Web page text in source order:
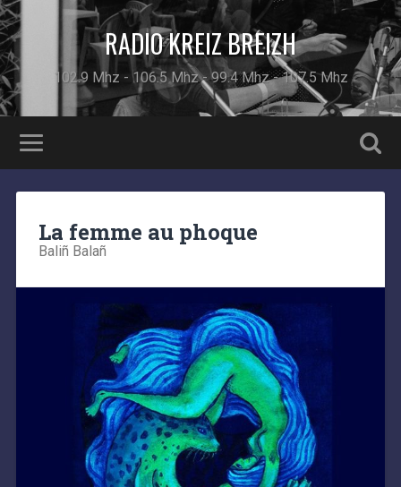
RADIO KREIZ BREIZH
102.9 Mhz - 106.5 Mhz - 99.4 Mhz - 107.5 Mhz
La femme au phoque
Baliñ Balañ